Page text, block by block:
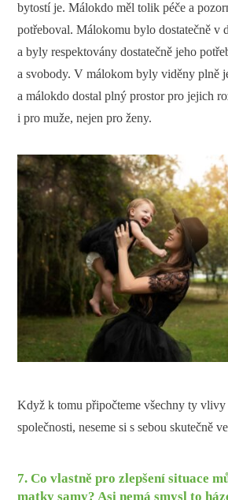
bytostí je. Málokdo měl tolik péče a
potřeboval. Málokomu bylo dostatečně v
a byly respektovány dostatečně jeho
a svobody. V málokom byly viděny plně
a málokdo dostal plný prostor pro jejich
i pro muže, nejen pro ženy.
Když k tomu připočteme všechny ty vlivy
společnosti, neseme si s sebou skutečně
7. Co vlastně pro zlepšení situace
matky samy? Asi nemá smysl to